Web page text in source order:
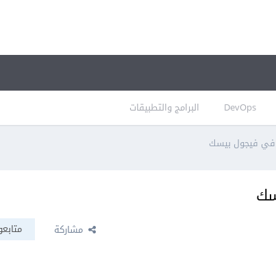
DevOps البرامج والتطبيقات
مشاركة